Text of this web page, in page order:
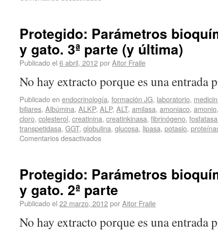
Protegido: Parámetros
y gato. 3ª parte (y última)
Publicado el 6 abril, 2012porAitor Fraile
No hay extracto porque es una entrada
Publicado en endocrinología, formación JG, laboratorio,
biliares, Albúmina, ALKP, ALP, ALT, amilasa, amoniaco, amonio
cloro, colesterol, creatinina, creatinkinasa, fibrinógeno,
transpetidasa, GGT, globulina, glucosa, lipasa, potasio,
Comentarios desactivados
Protegido: Parámetros
y gato. 2ª parte
Publicado el 22 marzo, 2012porAitor Fraile
No hay extracto porque es una entrada